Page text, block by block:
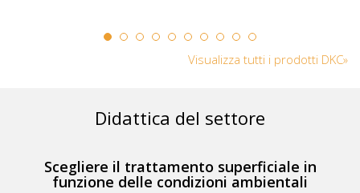
Visualizza tutti i prodotti DKC»
Didattica del settore
Scegliere il trattamento superficiale in
funzione delle condizioni ambientali